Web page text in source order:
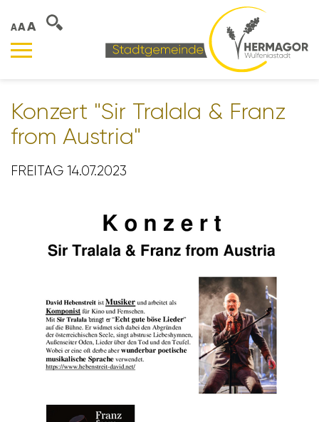
AAA
Konzert "Sir Tralala & Franz
from Austria"
FREITAG 14.07.2023